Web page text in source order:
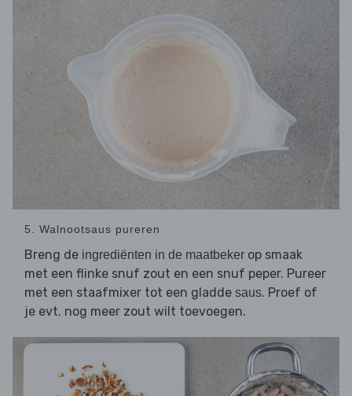
5. Walnootsaus pureren
Breng de ingrediënten in de maatbeker op smaak
met een flinke snuf zout en een snuf peper. Pureer
met een staafmixer tot een gladde saus. Proef of
je evt. nog meer zout wilt toevoegen.